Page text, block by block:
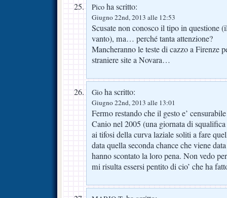
Pico ha scritto:
Giugno 22nd, 2013 alle 12:53
Scusate non conosco il tipo in questione
vanto), ma… perché tanta attenzione?
Mancheranno le teste di cazzo a Firenze
straniere site a Novara…
Gio ha scritto:
Giugno 22nd, 2013 alle 13:01
Fermo restando che il gesto e’
Canio nel 2005 (una giornata di
ai tifosi della curva laziale soliti a fare
data quella seconda chance che viene
hanno scontato la loro pena. Non vedo
mi risulta essersi pentito di cio’ che ha